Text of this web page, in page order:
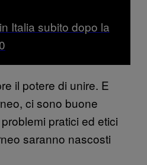
Italia subito dopo la
il potere di unire. E
ci sono buone
pratici ed etici
saranno nascosti